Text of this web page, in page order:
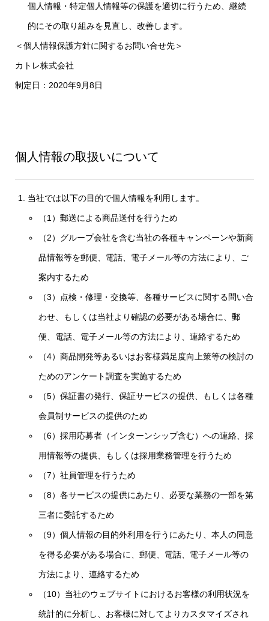
個人情報・特定個人情報等の保護を適切に行うため、継続
的にその取り組みを見直し、改善します。
＜個人情報保護方針に関するお問い合せ先＞
カトレ株式会社
制定日：2020年9月8日
個人情報の取扱いについて
当社では以下の目的で個人情報を利用します。
（1）郵送による商品送付を行うため
（2）グループ会社を含む当社の各種キャンペーンや新商
品情報等を郵便、電話、電子メール等の方法により、ご
案内するため
（3）点検・修理・交換等、各種サービスに関する問い合
わせ、もしくは当社より確認の必要がある場合に、郵
便、電話、電子メール等の方法により、連絡するため
（4）商品開発等あるいはお客様満足度向上策等の検討の
ためのアンケート調査を実施するため
（5）保証書の発行、保証サービスの提供、もしくは各種
会員制サービスの提供のため
（6）採用応募者（インターンシップ含む）への連絡、採
用情報等の提供、もしくは採用業務管理を行うため
（7）社員管理を行うため
（8）各サービスの提供にあたり、必要な業務の一部を第
三者に委託するため
（9）個人情報の目的外利用を行うにあたり、本人の同意
を得る必要がある場合に、郵便、電話、電子メール等の
方法により、連絡するため
（10）当社のウェブサイトにおけるお客様の利用状況を
統計的に分析し、お客様に対してよりカスタマイズされ